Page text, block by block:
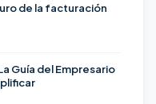
de la facturación
Guía del Empresario